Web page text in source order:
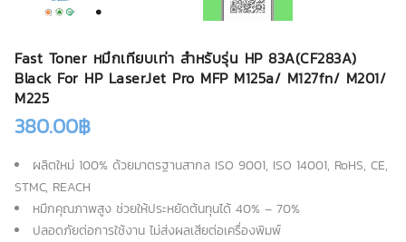
Fast Toner หมึกเทียบเท่า สำหรับรุ่น HP 83A(CF283A)
Black For HP LaserJet Pro MFP M125a/ M127fn/ M201/
M225
380.00฿
ผลิตใหม่ 100% ด้วยมาตรฐานสากล ISO 9001, ISO 14001, RoHS, CE,
STMC, REACH
หมึกคุณภาพสูง ช่วยให้ประหยัดต้นทุนได้ 40% – 70%
ปลอดภัยต่อการใช้งาน ไม่ส่งผลเสียต่อเครื่องพิมพ์